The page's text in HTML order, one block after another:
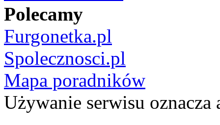
Polecamy
Furgonetka.pl
Spolecznosci.pl
Mapa poradników
Używanie serwisu oznacza